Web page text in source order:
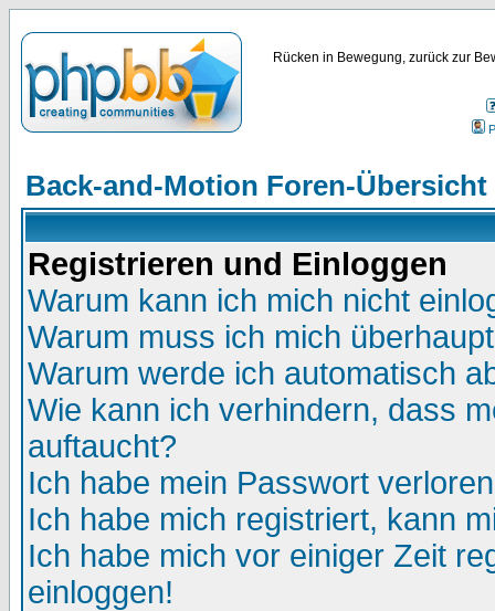
Rücken in Bewegung, zurück zur
Back-and-Motion Foren-Übersicht
Registrieren und Einloggen
Warum kann ich mich nicht
Warum muss ich mich
Warum werde ich automatisch
Wie kann ich verhindern, dass
auftaucht?
Ich habe mein Passwort
Ich habe mich registriert, kann
Ich habe mich vor einiger Zeit
einloggen!